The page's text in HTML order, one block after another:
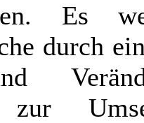
Es
durch
zur